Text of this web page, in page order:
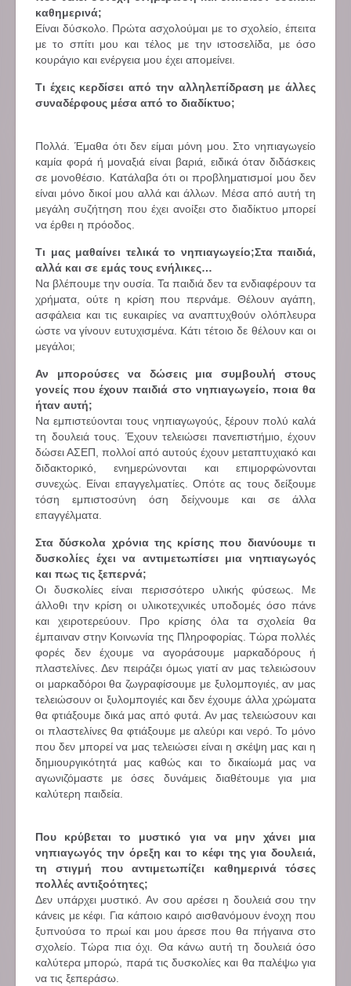
καθημερινά;
Είναι δύσκολο. Πρώτα ασχολούμαι με το σχολείο, έπειτα
με το σπίτι μου και τέλος με την ιστοσελίδα, με όσο
κουράγιο και ενέργεια μου έχει απομείνει.
Τι έχεις κερδίσει από την αλληλεπίδραση με άλλες
συναδέρφους μέσα από το διαδίκτυο;
Πολλά. Έμαθα ότι δεν είμαι μόνη μου. Στο νηπιαγωγείο
καμία φορά ή μοναξιά είναι βαριά, ειδικά όταν διδάσκεις
σε μονοθέσιο. Κατάλαβα ότι οι προβληματισμοί μου δεν
είναι μόνο δικοί μου αλλά και άλλων. Μέσα από αυτή τη
μεγάλη συζήτηση που έχει ανοίξει στο διαδίκτυο μπορεί
να έρθει η πρόοδος.
Τι μας μαθαίνει τελικά το νηπιαγωγείο;Στα παιδιά,
αλλά και σε εμάς τους ενήλικες…
Να βλέπουμε την ουσία. Τα παιδιά δεν τα ενδιαφέρουν τα
χρήματα, ούτε η κρίση που περνάμε. Θέλουν αγάπη,
ασφάλεια και τις ευκαιρίες να αναπτυχθούν ολόπλευρα
ώστε να γίνουν ευτυχισμένα. Κάτι τέτοιο δε θέλουν και οι
μεγάλοι;
Αν μπορούσες να δώσεις μια συμβουλή στους
γονείς που έχουν παιδιά στο νηπιαγωγείο, ποια θα
ήταν αυτή;
Να εμπιστεύονται τους νηπιαγωγούς, ξέρουν πολύ καλά
τη δουλειά τους. Έχουν τελειώσει πανεπιστήμιο, έχουν
δώσει ΑΣΕΠ, πολλοί από αυτούς έχουν μεταπτυχιακό και
διδακτορικό, ενημερώνονται και επιμορφώνονται
συνεχώς. Είναι επαγγελματίες. Οπότε ας τους δείξουμε
τόση εμπιστοσύνη όση δείχνουμε και σε άλλα
επαγγέλματα.
Στα δύσκολα χρόνια της κρίσης που διανύουμε τι
δυσκολίες έχει να αντιμετωπίσει μια νηπιαγωγός
και πως τις ξεπερνά;
Οι δυσκολίες είναι περισσότερο υλικής φύσεως. Με
άλλοθι την κρίση οι υλικοτεχνικές υποδομές όσο πάνε
και χειροτερεύουν. Προ κρίσης όλα τα σχολεία θα
έμπαιναν στην Κοινωνία της Πληροφορίας. Τώρα πολλές
φορές δεν έχουμε να αγοράσουμε μαρκαδόρους ή
πλαστελίνες. Δεν πειράζει όμως γιατί αν μας τελειώσουν
οι μαρκαδόροι θα ζωγραφίσουμε με ξυλομπογιές, αν μας
τελειώσουν οι ξυλομπογιές και δεν έχουμε άλλα χρώματα
θα φτιάξουμε δικά μας από φυτά. Αν μας τελειώσουν και
οι πλαστελίνες θα φτιάξουμε με αλεύρι και νερό. Το μόνο
που δεν μπορεί να μας τελειώσει είναι η σκέψη μας και η
δημιουργικότητά μας καθώς και το δικαίωμά μας να
αγωνιζόμαστε με όσες δυνάμεις διαθέτουμε για μια
καλύτερη παιδεία.
Που κρύβεται το μυστικό για να μην χάνει μια
νηπιαγωγός την όρεξη και το κέφι της για δουλειά,
τη στιγμή που αντιμετωπίζει καθημερινά τόσες
πολλές αντιξοότητες;
Δεν υπάρχει μυστικό. Αν σου αρέσει η δουλειά σου την
κάνεις με κέφι. Για κάποιο καιρό αισθανόμουν ένοχη που
ξυπνούσα το πρωί και μου άρεσε που θα πήγαινα στο
σχολείο. Τώρα πια όχι. Θα κάνω αυτή τη δουλειά όσο
καλύτερα μπορώ, παρά τις δυσκολίες και θα παλέψω για
να τις ξεπεράσω.